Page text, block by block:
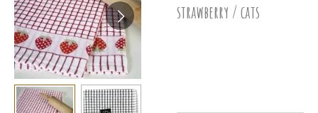
strawberry / cats